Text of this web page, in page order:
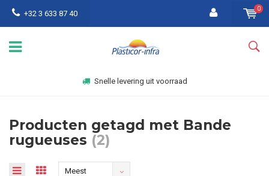
+32 3 633 87 40
0
Snelle levering uit voorraad
Producten getagd met Bande
rugueuses (2)
Meest